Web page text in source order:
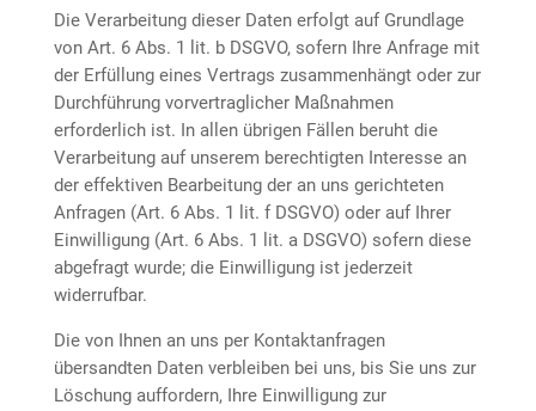
Die Verarbeitung dieser Daten erfolgt auf Grundlage
von Art. 6 Abs. 1 lit. b DSGVO, sofern Ihre Anfrage mit
der Erfüllung eines Vertrags zusammenhängt oder zur
Durchführung vorvertraglicher Maßnahmen
erforderlich ist. In allen übrigen Fällen beruht die
Verarbeitung auf unserem berechtigten Interesse an
der effektiven Bearbeitung der an uns gerichteten
Anfragen (Art. 6 Abs. 1 lit. f DSGVO) oder auf Ihrer
Einwilligung (Art. 6 Abs. 1 lit. a DSGVO) sofern diese
abgefragt wurde; die Einwilligung ist jederzeit
widerrufbar.
Die von Ihnen an uns per Kontaktanfragen
übersandten Daten verbleiben bei uns, bis Sie uns zur
Löschung auffordern, Ihre Einwilligung zur